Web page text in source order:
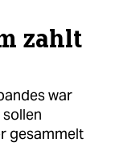
zahlt
war
gesammelt